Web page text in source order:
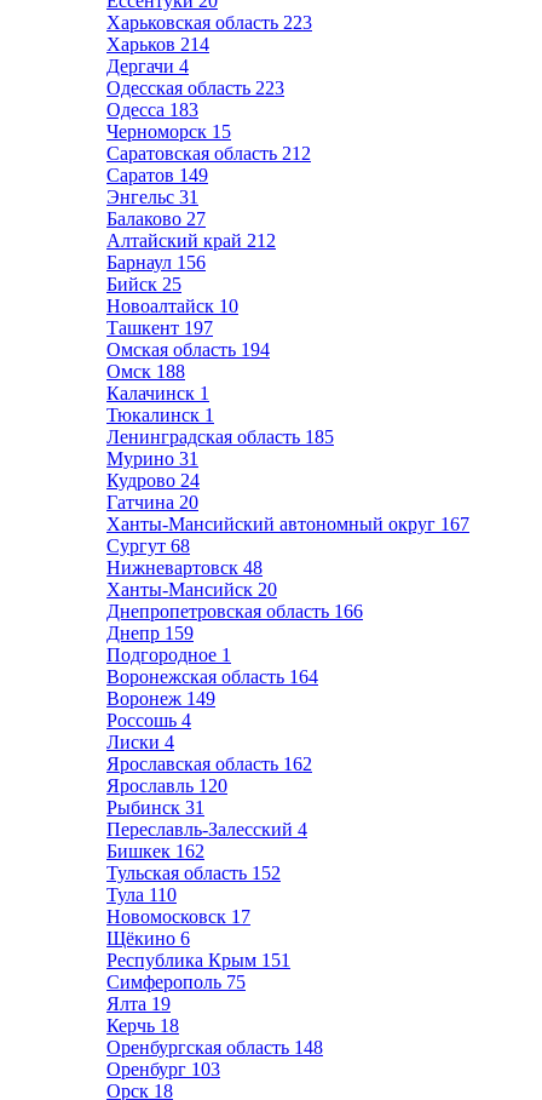
Харьковская область 223
Харьков 214
Дергачи 4
Одесская область 223
Одесса 183
Черноморск 15
Саратовская область 212
Саратов 149
Энгельс 31
Балаково 27
Алтайский край 212
Барнаул 156
Бийск 25
Новоалтайск 10
Ташкент 197
Омская область 194
Омск 188
Калачинск 1
Тюкалинск 1
Ленинградская область 185
Мурино 31
Кудрово 24
Гатчина 20
Ханты-Мансийский автономный округ 167
Сургут 68
Нижневартовск 48
Ханты-Мансийск 20
Днепропетровская область 166
Днепр 159
Подгородное 1
Воронежская область 164
Воронеж 149
Россошь 4
Лиски 4
Ярославская область 162
Ярославль 120
Рыбинск 31
Переславль-Залесский 4
Бишкек 162
Тульская область 152
Тула 110
Новомосковск 17
Щёкино 6
Республика Крым 151
Симферополь 75
Ялта 19
Керчь 18
Оренбургская область 148
Оренбург 103
Орск 18